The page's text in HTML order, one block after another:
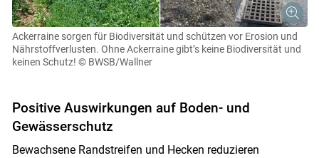
Ackerraine sorgen für Biodiversität und schützen vor Erosion und
Nährstoffverlusten. Ohne Ackerraine gibt’s keine Biodiversität und
keinen Schutz! © BWSB/Wallner
Positive Auswirkungen auf Boden- und
Gewässerschutz
Bewachsene Randstreifen und Hecken reduzieren